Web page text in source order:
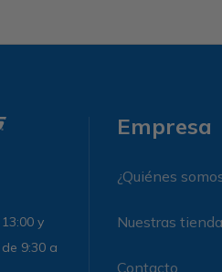
y
9:30 a
Empresa
¿Quiénes
Nuestras
Contacto